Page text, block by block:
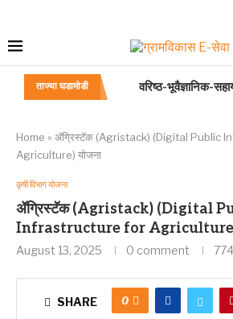
ताज्या घडामोडी
वरिष्ठ-भूवैज्ञानिक-
Home » ॲग्रिस्टॅक (Agristack) (Digital Public
Agriculture) योजना
कृषी विभाग योजना
ॲग्रिस्टॅक (Agristack) (Digital
Infrastructure for Agriculture)
August 13, 2025 0 comment 774
SHARE 0